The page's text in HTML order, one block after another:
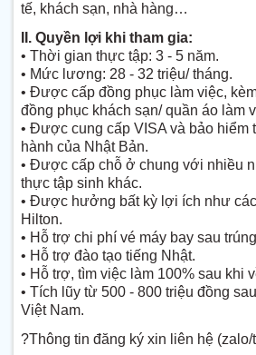
tế, khách sạn, nhà hàng…
II. Quyền lợi khi tham gia:
• Thời gian thực tập: 3 - 5 năm.
• Mức lương: 28 - 32 triệu/ tháng.
• Được cấp đồng phục làm việc,
đồng phục khách sạn/ quần áo làm
• Được cung cấp VISA và bảo hiểm
hành của Nhật Bản.
• Được cấp chỗ ở chung với nhiều
thực tập sinh khác.
• Được hưởng bất kỳ lợi ích như
Hilton.
• Hỗ trợ chi phí vé máy bay sau
• Hỗ trợ đào tạo tiếng Nhật.
• Hỗ trợ, tìm việc làm 100% sau khi
• Tích lũy từ 500 - 800 triệu đồng
Việt Nam.
?Thông tin đăng ký xin liên hệ (zalo/